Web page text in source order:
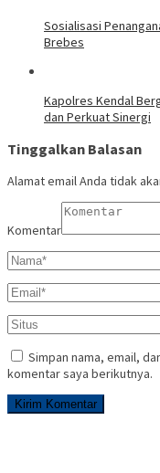
Sosialisasi
Brebes
Kapolres Kendal
dan Perkuat Sinergi
Tinggalkan Balasan
Alamat email Anda tidak
Komentar
Simpan nama, email,
komentar saya berikutnya.